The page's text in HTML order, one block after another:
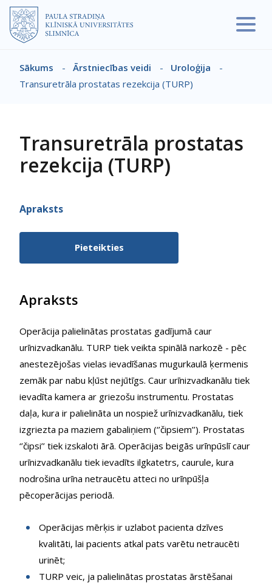
Pārlekt uz galveno saturu
Atpakaļceļš
Sākums - Ārstniecības veidi - Uroloģija
-
Transuretrāla prostatas rezekcija (TURP)
Transuretrāla prostatas
rezekcija (TURP)
Apraksts
Pieteikties
Apraksts
Operācija palielinātas prostatas gadījumā caur
urīnizvadkanālu. TURP tiek veikta spinālā narkozē - pēc
anestezējošas vielas ievadīšanas mugurkaulā ķermenis
zemāk par nabu kļūst nejūtīgs. Caur urīnizvadkanālu tiek
ievadīta kamera ar griezošu instrumentu. Prostatas
daļa, kura ir palielināta un nospiež urīnizvadkanālu, tiek
izgriezta pa maziem gabaliņiem (‘’čipsiem’’). Prostatas
‘’čipsi’’ tiek izskaloti ārā. Operācijas beigās urīnpūslī caur
urīnizvadkanālu tiek ievadīts ilgkatetrs, caurule, kura
nodrošina urīna netraucētu atteci no urīnpūšļa
pēcoperācijas periodā.
Operācijas mērķis ir uzlabot pacienta dzīves
kvalitāti, lai pacients atkal pats varētu netraucēti
urinēt;
TURP veic, ja palielinātas prostatas ārstēšanai